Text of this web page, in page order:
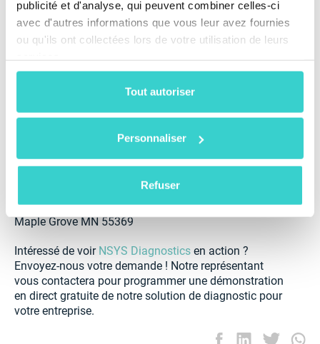
publicité et d'analyse, qui peuvent combiner celles-ci
avec d'autres informations que vous leur avez fournies
ou qu'ils ont collectées lors de votre utilisation de leurs
Tout autoriser
Personnaliser
Refuser
pour le moment.
NSYS Group: Y a-t-il quelque chose que vous
aimeriez améliorer dans NSYS Diagnostics ?
BL: Oh, ça s'améliore toujours. Je pense toujours qu'il
manière ou d'une autre, et je pense: "Wow, c'est encore
mieux que je ne le pensais!"
Si vous souhaitez consulter Device Pitstop, :
Maple Grove MN 55369
Intéressé de voir NSYS Diagnostics en action ?
Envoyez-nous votre demande ! Notre représentant
vous contactera pour programmer une démonstration
en direct gratuite de notre solution de diagnostic pour
votre entreprise.